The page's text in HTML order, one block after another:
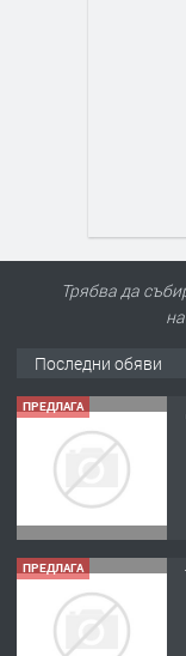
Трябва да
Последни обяви
ПРЕДЛАГА
ПРЕДЛАГА